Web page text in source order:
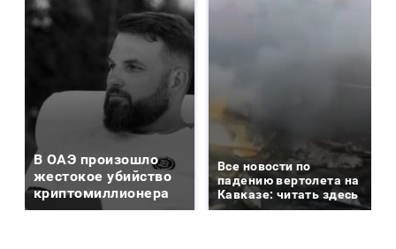
В ОАЭ произошло
жестокое убийство
криптомиллионера
Все новости по
падению вертолета на
Кавказе: читать здесь